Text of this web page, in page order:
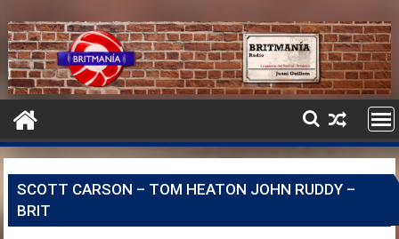
SCOTT CARSON – TOM HEATON JOHN RUDDY –
BRIT